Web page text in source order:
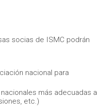
socias de ISMC podrán
nacional para
más adecuadas a
etc.)